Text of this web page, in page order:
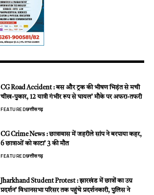
CG Road Accident : बस और ट्रक की भीषण भिड़ंत से मची
चीख-पुकार, 12 यात्री गंभीर रूप से घायल’ मौके पर अफरा-तफरी
FEATUREDछत्तीसगढ़
CG Crime News : छात्रावास में जहरीले सांप ने बरपाया कहर,
6 छात्राओं को काटा’ 3 की मौत
FEATUREDछत्तीसगढ़
Jharkhand Student Protest : झारखंड में छात्रों का उग्र
प्रदर्शन’ विधानसभा परिसर तक पहुंचे प्रदर्शनकारी, पुलिस ने